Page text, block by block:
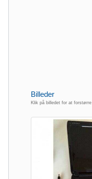
Billeder
Klik på billedet for at forstørre